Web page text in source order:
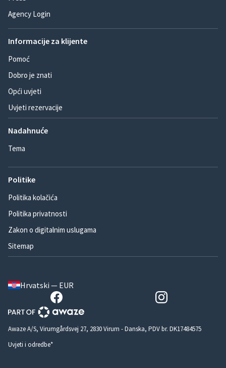
Agency Login
Informacije za klijente
Pomoć
Dobro je znati
Opći uvjeti
Uvjeti rezervacije
Nadahnuće
Tema
Politike
Politika kolačića
Politika privatnosti
Zakon o digitalnim uslugama
Sitemap
Hrvatski — EUR
Awaze A/S, Virumgårdsvej 27, 2830 Virum - Danska, PDV br. DK17484575
Uvjeti i odredbe*